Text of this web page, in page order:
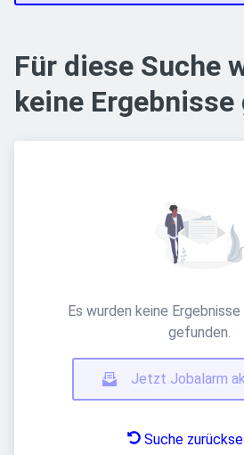
Für diese Suche
keine
Es wurden keine
gefunden.
Jetzt Jobalarm
Suche